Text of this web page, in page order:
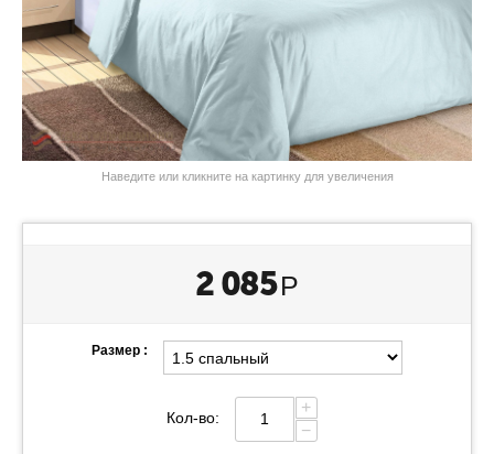
Наведите или кликните на картинку для увеличения
2 085 Р
Размер :
Кол-во:
+
−